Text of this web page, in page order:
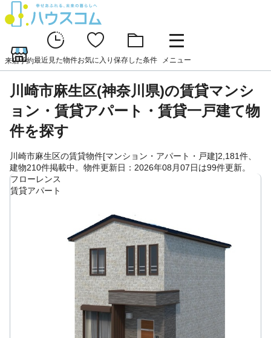
来店予約最近見た物件お気に入り 保存した条件 メニュー
川崎市麻生区(神奈川県)の賃貸マンシ
ョン・賃貸アパート・賃貸一戸建て物
件を探す
川崎市麻生区の賃貸物件[マンション・アパート・戸建]2,181件、
建物210件掲載中。物件更新日：2026年08月07日は99件更新。
フローレンス
賃貸アパート